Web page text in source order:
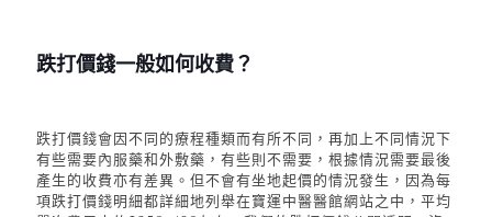
跌打價錢一般如何收費？
跌打價錢會因不同的療程種類而有所不同，再加上不同情況下
有些需要內服藥和外敷藥，有些則不需要，根據情況需要最後
產生的收費亦有差異。但不會有坐地起價的情況發生，因為每
項跌打價錢明細都詳細地列舉在寶運中醫醫館網站之中，平均